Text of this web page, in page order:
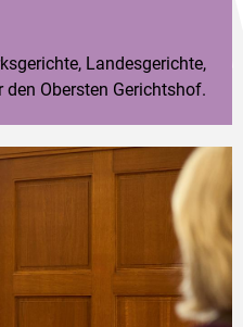
Landesgerichte,
Obersten Gerichtshof.